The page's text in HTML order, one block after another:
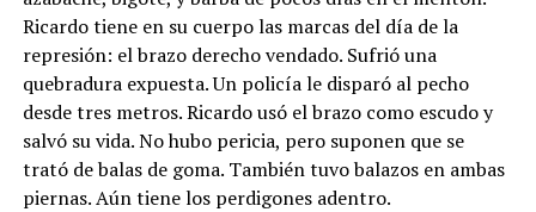
Ricardo tiene en su cuerpo las marcas del día de la
represión: el brazo derecho vendado. Sufrió una
quebradura expuesta.Un policía le disparó al pecho
desde tres metros. Ricardo usó el brazo como escudo y
salvó su vida. No hubo pericia, pero suponen que se
trató de balas de goma. También tuvo balazos en ambas
piernas. Aún tiene los perdigones adentro.